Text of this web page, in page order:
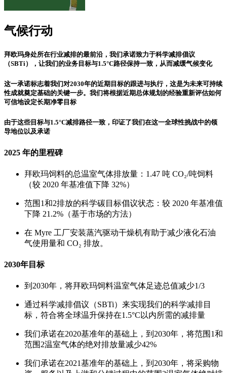
气候行动
拜欧玛身处所在行业减排的最前沿 ，我们承诺致力于科学减排倡议
（SBTi），让我们的业务目标与1.5°C路径保持一致，从而减缓气候变化
这一承诺标志着我们对2030年的近期目标的跟进与执行，这是为未来可持续
性成就奠定基础的关键一步。我们将根据近期总体规划的经验重新评估如何
可信地设定长期净零目标
由于这些目标与1.5°C减排路径一致，印证了我们在这一全球性挑战中的领
导地位以及承诺
2025 年的里程碑
拜欧玛饲料的总温室气体排放量：1.47 吨 CO₂/吨饲料
（较 2020 年基准值下降 32%）
范围1和2排放的科学碳目标倡议状态：较 2020 年基准值
下降 21.2%（基于市场的方法）
在 Myre 工厂安装蒸汽驱动干燥机有助于减少液化石油
气使用量和 CO₂ 排放。
2030年目标
到2030年，将拜欧玛饲料温室气体足迹总值减少1/3
通过科学减排倡议（SBTi）来实现我们的科学减排目
标，符合将全球温升保持在1.5°C以内所需的减排量
我们承诺在2020基准年的基础上，到2030年，将范围1和
范围2温室气体的绝对排放量减少42%
我们承诺在2021基准年的基础上，到2030年，将采购物